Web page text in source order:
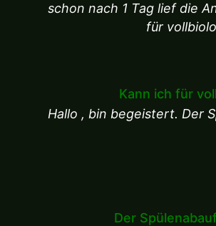
schon nach 1 Tag lief die
für
Kann ich für
Hallo , bin begeistert. Der
Der